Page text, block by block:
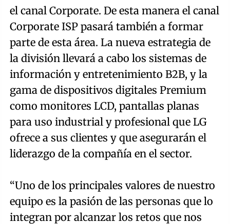
el canal Corporate. De esta manera el canal
Corporate ISP pasará también a formar
parte de esta área. La nueva estrategia de
la división llevará a cabo los sistemas de
información y entretenimiento B2B, y la
gama de dispositivos digitales Premium
como monitores LCD, pantallas planas
para uso industrial y profesional que LG
ofrece a sus clientes y que asegurarán el
liderazgo de la compañía en el sector.
“Uno de los principales valores de nuestro
equipo es la pasión de las personas que lo
integran por alcanzar los retos que nos